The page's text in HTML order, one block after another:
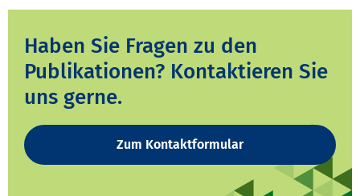
Haben Sie Fragen zu den
Publikationen? Kontaktieren Sie
uns gerne.
Zum Kontaktformular